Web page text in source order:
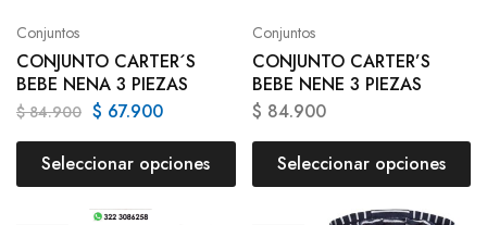
Conjuntos
CONJUNTO CARTER´S
BEBE NENA 3 PIEZAS
$84.900 $ 67.900
Seleccionar opciones
Conjuntos
CONJUNTO CARTER’S
BEBE NENE 3 PIEZAS
$ 84.900
Seleccionar opciones